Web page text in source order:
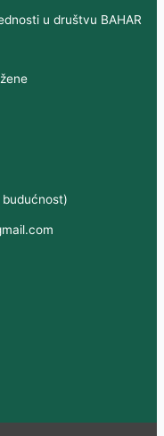
u društvu BAHAR
budućnost)